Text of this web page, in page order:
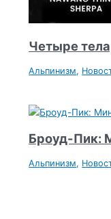
Четыре
Альпинизм,
Броуд-Пик:
Альпинизм,